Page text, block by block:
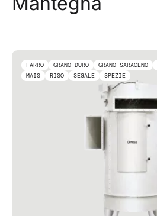
FARRO GRANO DURO GRANO SARACENO
MAIS
RISO SEGALE SPEZIE